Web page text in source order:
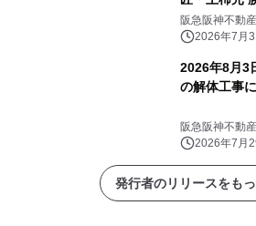
が登場。 限
や盆踊りイ
阪急阪神不動
2026年7月
2026年8月3
の解体工事
阪急阪神不動
2026年7月
発行者のリリースをも